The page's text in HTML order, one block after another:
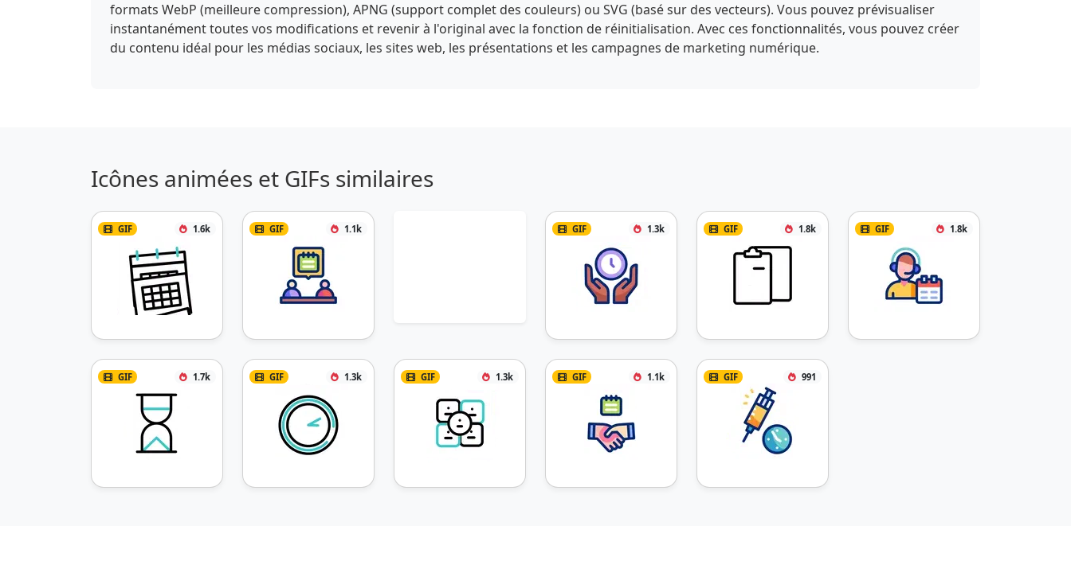
formats WebP (meilleure compression), APNG (support complet des couleurs) ou SVG (basé sur des vecteurs). Vous pouvez prévisualiser
instantanément toutes vos modifications et revenir à l'original avec la fonction de réinitialisation. Avec ces fonctionnalités, vous pouvez créer
du contenu idéal pour les médias sociaux, les sites web, les présentations et les campagnes de marketing numérique.
Icônes animées et GIFs similaires
GIF 1.6k GIF 1.1k GIF 1.3k GIF 1.8k GIF 1.8k
GIF 1.7k GIF 1.3k GIF 1.3k GIF 1.1k GIF 991